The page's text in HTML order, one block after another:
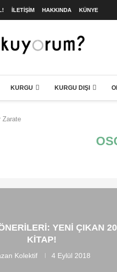
İLETIŞIM HAKKINDA KÜNYE
KURGU KURGU DIŞI
Zarate
YENI ÇIKAN 20
KITAP!
Kolektif 4 Eylül 2018